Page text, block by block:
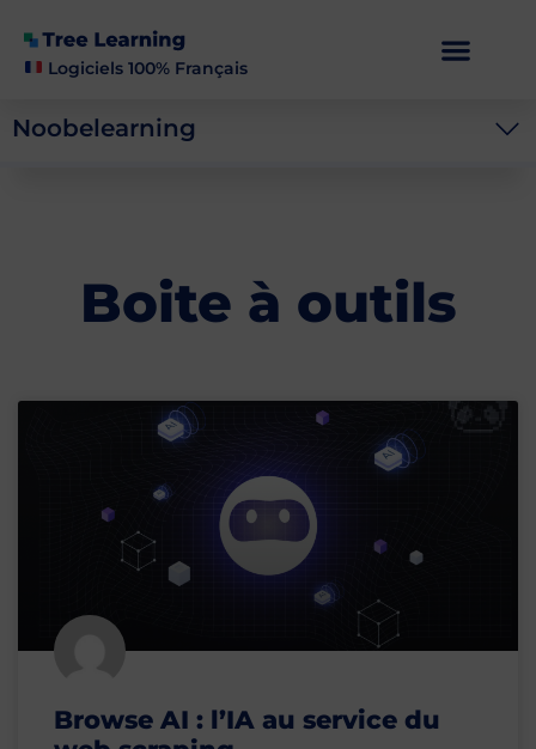
Logiciels 100% Français
Noobelearning
Boite à outils
Browse AI : l’IA au service du